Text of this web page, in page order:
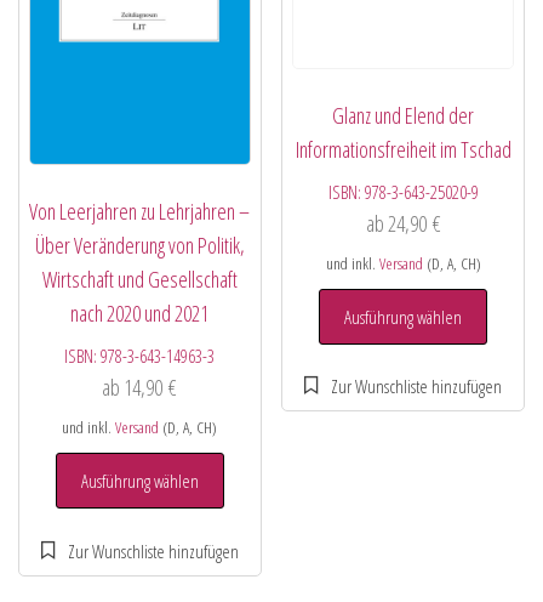
Von Leerjahren zu Lehrjahren –
Über Veränderung von Politik,
Wirtschaft und Gesellschaft
nach 2020 und 2021
ISBN:978-3-643-14963-3
ab 14,90€
und inkl.Versand (D, A, CH)
Ausführung wählen
Glanz und Elend der
Informationsfreiheit im Tschad
ISBN: 978-3-643-25020-9
ab24,90 €
und inkl. Versand (D, A, CH)
Ausführung wählen